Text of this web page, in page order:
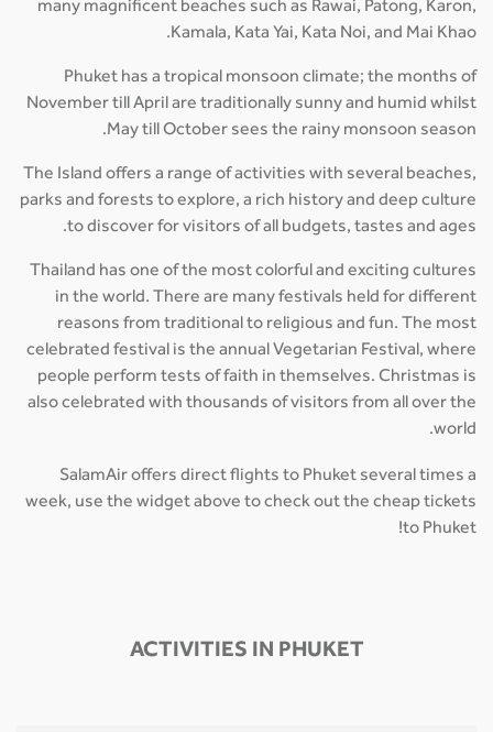
many magnificent beaches such as Rawai, Patong, Karon,
Kamala, Kata Yai, Kata Noi, and Mai Khao.
Phuket has a tropical monsoon climate; the months of
November till April are traditionally sunny and humid whilst
May till October sees the rainy monsoon season.
The Island offers a range of activities with several beaches,
parks and forests to explore, a rich history and deep culture
to discover for visitors of all budgets, tastes and ages.
Thailand has one of the most colorful and exciting cultures
in the world. There are many festivals held for different
reasons from traditional to religious and fun. The most
celebrated festival is the annual Vegetarian Festival, where
people perform tests of faith in themselves. Christmas is
also celebrated with thousands of visitors from all over the
world.
SalamAir offers direct flights to Phuket several times a
week, use the widget above to check out the cheap tickets
to Phuket!
ACTIVITIES IN PHUKET